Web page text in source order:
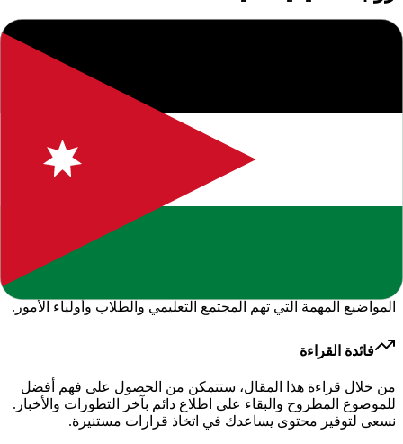
ترويسة امتحان نهائي لمادة اللغة
ضمن قسم قسم الادارة المدرسية
، وهو جزء من
المحتوى الإخباري والتعليمي الذي نوفره لمتابعينا لعام
2026
.
المواضيع المهمة التي تهم المجتمع التعليمي والطلاب وأولياء الأمور.
فائدة القراءة
من خلال قراءة هذا المقال، ستتمكن من الحصول على فهم أفضل
للموضوع المطروح والبقاء على اطلاع دائم بآخر التطورات والأخبار.
نسعى لتوفير محتوى يساعدك في اتخاذ قرارات مستنيرة.